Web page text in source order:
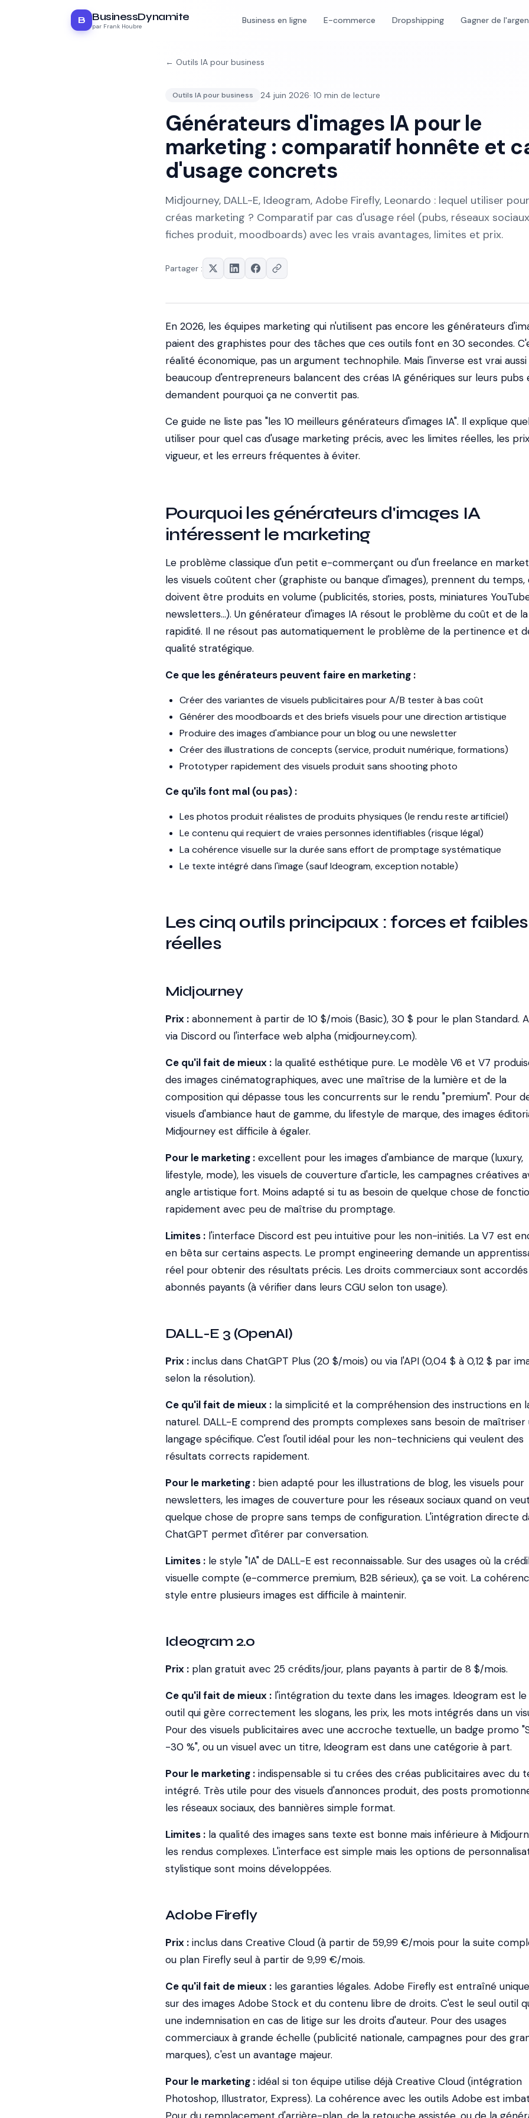
B BusinessDynamite
par Frank Houbre
Business en ligne E-commerce Dropshipping Gagner de
← Outils IA pour business
Outils IA pour business 24 juin 2026· 10 min de lecture
Générateurs d'images IA pour le
marketing : comparatif honnête et
d'usage concrets
Midjourney, DALL-E, Ideogram, Adobe Firefly, Leonardo : lequel utiliser
créas marketing ? Comparatif par cas d'usage réel (pubs, réseaux
fiches produit, moodboards) avec les vrais avantages, limites et prix.
Partager :
En 2026, les équipes marketing qui n'utilisent pas encore les générateurs
paient des graphistes pour des tâches que ces outils font en 30 secondes.
réalité économique, pas un argument technophile. Mais l'inverse est vrai aussi
beaucoup d'entrepreneurs balancent des créas IA génériques sur leurs pubs
demandent pourquoi ça ne convertit pas.
Ce guide ne liste pas "les 10 meilleurs générateurs d'images IA". Il explique
utiliser pour quel cas d'usage marketing précis, avec les limites réelles, les
vigueur, et les erreurs fréquentes à éviter.
Pourquoi les générateurs d'images IA
intéressent le marketing
Le problème classique d'un petit e-commerçant ou d'un freelance en
les visuels coûtent cher (graphiste ou banque d'images), prennent du temps,
doivent être produits en volume (publicités, stories, posts, miniatures
newsletters...). Un générateur d'images IA résout le problème du coût et de la
rapidité. Il ne résout pas automatiquement le problème de la pertinence et
qualité stratégique.
Ce que les générateurs peuvent faire en marketing :
Créer des variantes de visuels publicitaires pour A/B tester à bas coût
Générer des moodboards et des briefs visuels pour une direction artistique
Produire des images d'ambiance pour un blog ou une newsletter
Créer des illustrations de concepts (service, produit numérique, formations)
Prototyper rapidement des visuels produit sans shooting photo
Ce qu'ils font mal (ou pas) :
Les photos produit réalistes de produits physiques (le rendu reste artificiel)
Le contenu qui requiert de vraies personnes identifiables (risque légal)
La cohérence visuelle sur la durée sans effort de promptage systématique
Le texte intégré dans l'image (sauf Ideogram, exception notable)
Les cinq outils principaux : forces et
réelles
Midjourney
Prix : abonnement à partir de 10 $/mois (Basic), 30 $ pour le plan Standard.
via Discord ou l'interface web alpha (midjourney.com).
Ce qu'il fait de mieux : la qualité esthétique pure. Le modèle V6 et V7
des images cinématographiques, avec une maîtrise de la lumière et de la
composition qui dépasse tous les concurrents sur le rendu "premium". Pour
visuels d'ambiance haut de gamme, du lifestyle de marque, des images
Midjourney est difficile à égaler.
Pour le marketing : excellent pour les images d'ambiance de marque (luxury,
lifestyle, mode), les visuels de couverture d'article, les campagnes créatives
angle artistique fort. Moins adapté si tu as besoin de quelque chose de
rapidement avec peu de maîtrise du promptage.
Limites : l'interface Discord est peu intuitive pour les non-initiés. La V7 est
en bêta sur certains aspects. Le prompt engineering demande un
réel pour obtenir des résultats précis. Les droits commerciaux sont accordés
abonnés payants (à vérifier dans leurs CGU selon ton usage).
DALL-E 3 (OpenAI)
Prix : inclus dans ChatGPT Plus (20 $/mois) ou via l'API (0,04 $ à 0,12 $ par
selon la résolution).
Ce qu'il fait de mieux : la simplicité et la compréhension des instructions en
naturel. DALL-E comprend des prompts complexes sans besoin de maîtriser
langage spécifique. C'est l'outil idéal pour les non-techniciens qui veulent des
résultats corrects rapidement.
Pour le marketing : bien adapté pour les illustrations de blog, les visuels pour
newsletters, les images de couverture pour les réseaux sociaux quand on veut
quelque chose de propre sans temps de configuration. L'intégration directe
ChatGPT permet d'itérer par conversation.
Limites : le style "IA" de DALL-E est reconnaissable. Sur des usages où la
visuelle compte (e-commerce premium, B2B sérieux), ça se voit. La
style entre plusieurs images est difficile à maintenir.
Ideogram 2.0
Prix : plan gratuit avec 25 crédits/jour, plans payants à partir de 8 $/mois.
Ce qu'il fait de mieux : l'intégration du texte dans les images. Ideogram est le
outil qui gère correctement les slogans, les prix, les mots intégrés dans un
Pour des visuels publicitaires avec une accroche textuelle, un badge promo
-30 %", ou un visuel avec un titre, Ideogram est dans une catégorie à part.
Pour le marketing : indispensable si tu crées des créas publicitaires avec du
intégré. Très utile pour des visuels d'annonces produit, des posts
les réseaux sociaux, des bannières simple format.
Limites : la qualité des images sans texte est bonne mais inférieure à
les rendus complexes. L'interface est simple mais les options de
stylistique sont moins développées.
Adobe Firefly
Prix : inclus dans Creative Cloud (à partir de 59,99 €/mois pour la suite
ou plan Firefly seul à partir de 9,99 €/mois.
Ce qu'il fait de mieux : les garanties légales. Adobe Firefly est entraîné
sur des images Adobe Stock et du contenu libre de droits. C'est le seul outil
une indemnisation en cas de litige sur les droits d'auteur. Pour des usages
commerciaux à grande échelle (publicité nationale, campagnes pour des
marques), c'est un avantage majeur.
Pour le marketing : idéal si ton équipe utilise déjà Creative Cloud (intégration
Photoshop, Illustrator, Express). La cohérence avec les outils Adobe est